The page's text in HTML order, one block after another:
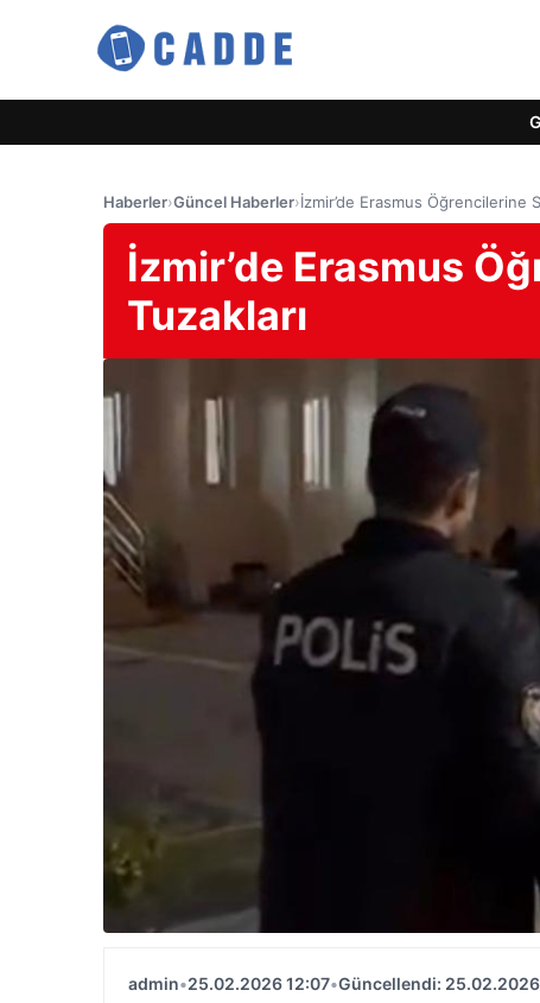
Haberler›Güncel Haberler›İzmir’de Erasmus Öğrencilerine
İzmir’de Erasmus
Tuzakları
admin•25.02.2026 12:07•Güncellendi: